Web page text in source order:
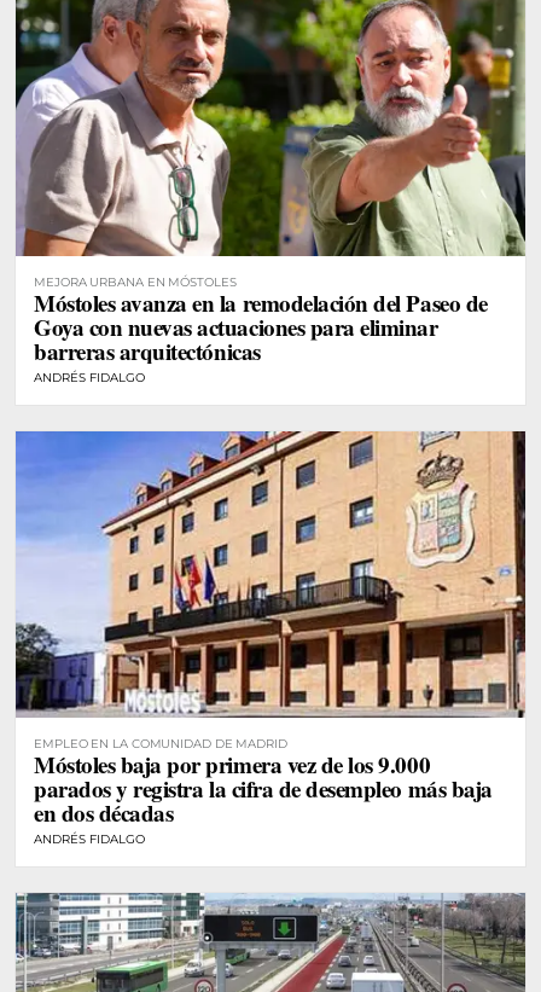
MEJORA URBANA EN MÓSTOLES
Móstoles avanza en la remodelación del Paseo de
Goya con nuevas actuaciones para eliminar
barreras arquitectónicas
ANDRÉS FIDALGO
EMPLEO EN LA COMUNIDAD DE MADRID
Móstoles baja por primera vez de los 9.000
parados y registra la cifra de desempleo más baja
en dos décadas
ANDRÉS FIDALGO